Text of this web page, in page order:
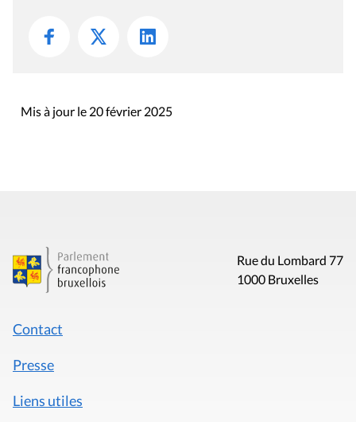
Mis à jour le 20 février 2025
Rue du Lombard 77
1000 Bruxelles
Contact
Presse
Liens utiles